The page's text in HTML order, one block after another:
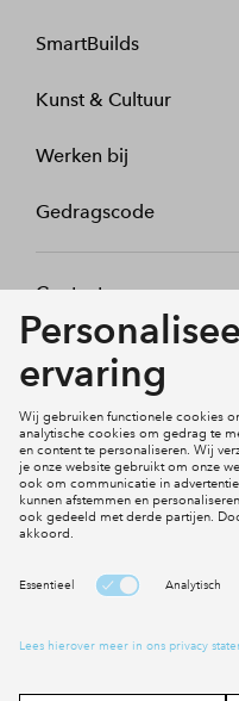
SmartBuilds
Kunst & Cultuur
Werken bij
Gedragscode
Contact
Mijn profiel
Social Media
Cookies